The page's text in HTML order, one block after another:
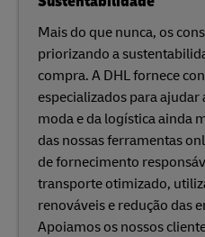
Mais do que nunca, os
priorizando a
compra. A DHL fornece
especializados para ajudar
moda e da logística ainda
das nossas ferramentas
de fornecimento
transporte otimizado,
renováveis ​​e redução das
Apoiamos os nossos